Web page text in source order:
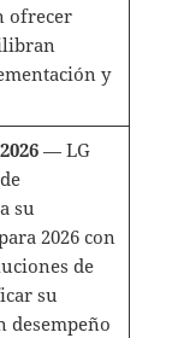
ofrecer
y
— LG
su
2026 con
de
su
desempeño